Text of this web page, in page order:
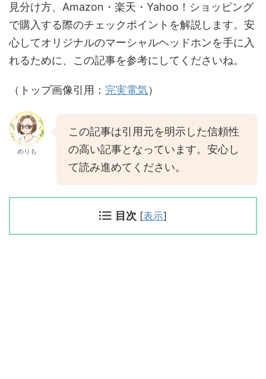
見分け方、Amazon・楽天・Yahoo！ショッピング
で購入する際のチェックポイントを解説します。安
心してオリジナルのマーシャルヘッドホンを手に入
れるために、この記事を参考にしてくださいね。
（トップ画像引用： 完実電気）
めりも
この記事は引用元を明示した信頼性
の高い記事となっています。安心し
て読み進めてください。
目次 [表示]